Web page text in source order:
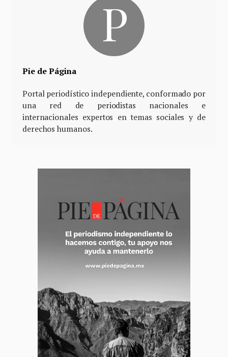
Pie de Página
Portal periodístico independiente, conformado por
una red de periodistas nacionales e
internacionales expertos en temas sociales y de
derechos humanos.